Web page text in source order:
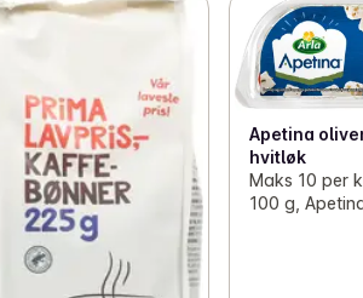
Apetina
hvitløk
Maks 10 per
100 g,